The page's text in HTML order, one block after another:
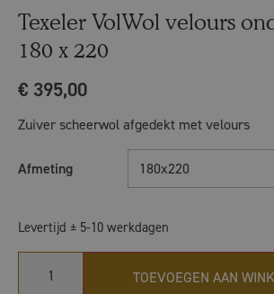
Texeler VolWol velours
180 x 220
€ 395,00
Zuiver scheerwol afgedekt met velours
Afmeting 180x220
Levertijd ± 5-10 werkdagen
TOEVOEGEN AAN